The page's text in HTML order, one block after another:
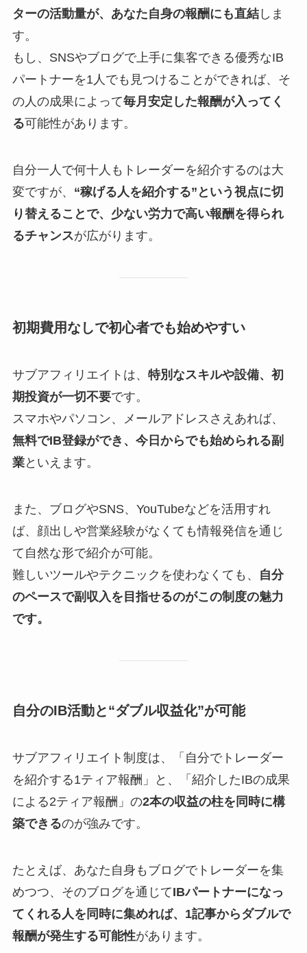
ターの活動量が、あなた自身の報酬にも直結しま
す。
もし、SNSやブログで上手に集客できる優秀なIB
パートナーを1人でも見つけることができれば、そ
の人の成果によって毎月安定した報酬が入ってく
る可能性があります。
自分一人で何十人もトレーダーを紹介するのは大
変ですが、 “稼げる人を紹介する”という視点に切
り替えることで、少ない労力で高い報酬を得られ
るチャンスが広がります。
初期費用なしで初心者でも始めやすい
サブアフィリエイトは、 特別なスキルや設備、初
期投資が一切不要です。
スマホやパソコン、メールアドレスさえあれば、
無料でIB登録ができ、今日からでも始められる副
業といえます。
また、ブログやSNS、YouTubeなどを活用すれ
ば、顔出しや営業経験がなくても情報発信を通じ
て自然な形で紹介が可能。
難しいツールやテクニックを使わなくても、
自分
のペースで副収入を目指せるのがこの制度の魅力
です。
自分のIB活動と“ダブル収益化”が可能
サブアフィリエイト制度は、「自分でトレーダー
を紹介する1ティア報酬」と、「紹介したIBの成果
による2ティア報酬」の2本の収益の柱を同時に構
築できるのが強みです。
たとえば、あなた自身もブログでトレーダーを集
めつつ、そのブログを通じてIBパートナーになっ
てくれる人を同時に集めれば、1記事からダブルで
報酬が発生する可能性があります。